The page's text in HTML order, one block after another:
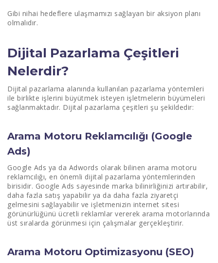
Gibi nihai hedeflere ulaşmamızı sağlayan bir aksiyon planı
olmalıdır.
Dijital Pazarlama Çeşitleri
Nelerdir?
Dijital pazarlama alanında kullanılan pazarlama yöntemleri
ile birlikte işlerini büyütmek isteyen işletmelerin büyümeleri
sağlanmaktadır. Dijital pazarlama çeşitleri şu şekildedir:
Arama Motoru Reklamcılığı (Google
Ads)
Google Ads ya da Adwords olarak bilinen arama motoru
reklamcılığı, en önemli dijital pazarlama yöntemlerinden
birisidir. Google Ads sayesinde marka bilinirliğinizi artırabilir,
daha fazla satış yapabilir ya da daha fazla ziyaretçi
gelmesini sağlayabilir ve işletmenizin internet sitesi
görünürlüğünü ücretli reklamlar vererek arama motorlarında
üst sıralarda görünmesi için çalışmalar gerçekleştirir.
Arama Motoru Optimizasyonu (SEO)